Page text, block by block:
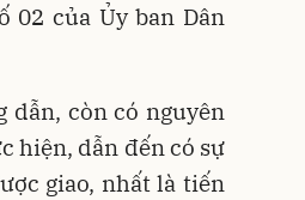
02 của Ủy ban Dân
dẫn, còn có nguyên
hiện, dẫn đến có sự
giao, nhất là tiến